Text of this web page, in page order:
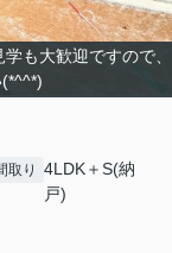
も大歓迎ですので、
取り
4LDK＋S(納
戸)